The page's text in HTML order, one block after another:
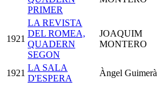
PRIMER
1921
LA REVISTA
DEL ROMEA,
QUADERN
SEGON
JOAQUIM
MONTERO
1921
LA SALA
D'ESPERA
Àngel Guimerà